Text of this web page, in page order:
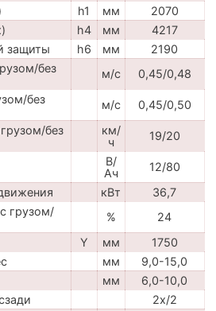
h1 мм
2070
h4 мм
4217
защиты
h6 мм
2190
без
м/с
0,45/0,48
без
м/с
0,45/0,50
без
км/
ч
19/20
В/
Ач
12/80
кВт
36,7
грузом/
%
24
Y мм
1750
мм
9,0-15,0
мм
6,0-10,0
2x/2